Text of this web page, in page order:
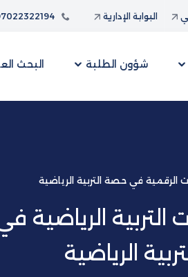
البوابة الإدارية
شؤون الطلبة البحث
في حصة التربية الرياضية
الرياضية
الرياضية